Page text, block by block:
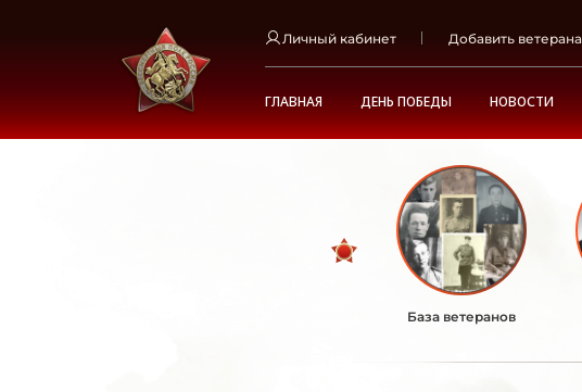
Личный кабинет Добавить ветерана
ГЛАВНАЯ ДЕНЬ ПОБЕДЫ НОВОСТИ
База ветеранов